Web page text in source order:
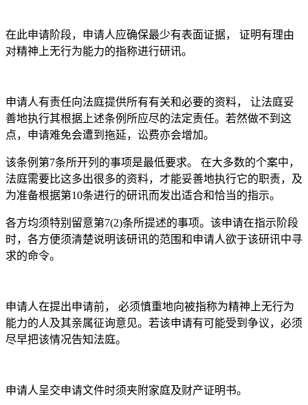
在此申请阶段，申请人应确保最少有表面证据， 证明有理由
对精神上无行为能力的指称进行研讯。
申请人有责任向法庭提供所有有关和必要的资料， 让法庭妥
善地执行其根据上述条例所应尽的法定责任。若然做不到这
点，申请难免会遭到拖延，讼费亦会增加。
该条例第7条所开列的事项是最低要求。 在大多数的个案中，
法庭需要比这多出很多的资料，才能妥善地执行它的职责，及
为准备根据第10条进行的研讯而发出适合和恰当的指示。
各方均须特别留意第7(2)条所提述的事项。该申请在指示阶段
时，各方便须清楚说明该研讯的范围和申请人欲于该研讯中寻
求的命令。
申请人在提出申请前， 必须慎重地向被指称为精神上无行为
能力的人及其亲属征询意见。若该申请有可能受到争议，必须
尽早把该情况告知法庭。
申请人呈交申请文件时须夹附家庭及财产证明书。